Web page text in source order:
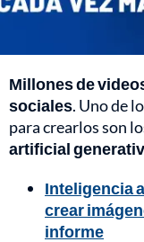
Millones de
sociales. Uno de
para crearlos son
artificial
Inteligencia
crear
informe